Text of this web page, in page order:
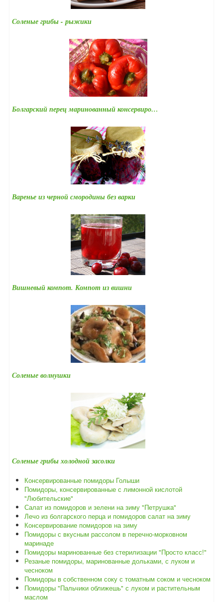
Соленые грибы - рыжики
Болгарский перец маринованный консервиро…
Варенье из черной смородины без варки
Вишневый компот. Компот из вишни
Соленые волнушки
Соленые грибы холодной засолки
Консервированные помидоры Голыши
Помидоры, консервированные с лимонной кислотой
"Любительские"
Салат из помидоров и зелени на зиму "Петрушка"
Лечо из болгарского перца и помидоров салат на зиму
Консервирование помидоров на зиму
Помидоры с вкусным рассолом в перечно-морковном
маринаде
Помидоры маринованные без стерилизации "Просто класс!"
Резаные помидоры, маринованные дольками, с луком и
чесноком
Помидоры в собственном соку с томатным соком и чесноком
Помидоры "Пальчики оближешь" с луком и растительным
маслом